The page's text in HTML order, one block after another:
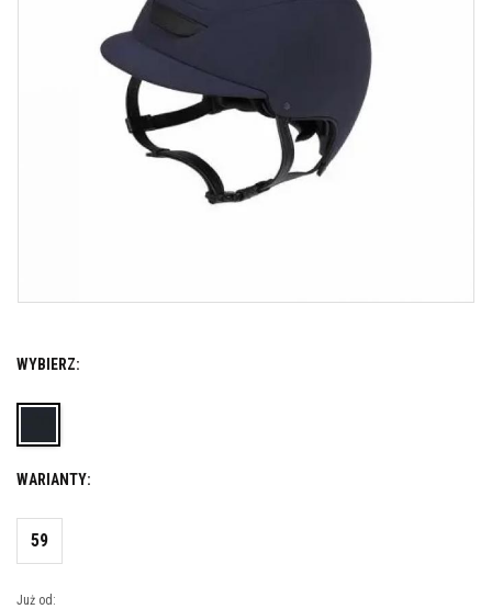
WYBIERZ:
WARIANTY:
59
Już od: